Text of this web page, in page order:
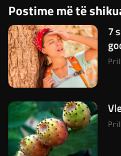
Postime më të
7